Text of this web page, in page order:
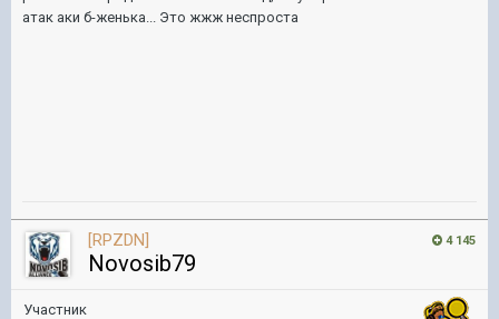
атак аки б-женька... Это жжж неспроста
4 145
[RPZDN]
Novosib79
Участник